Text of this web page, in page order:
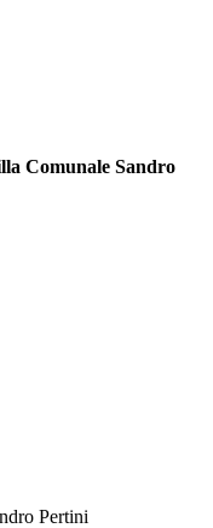
Comunale Sandro
Pertini